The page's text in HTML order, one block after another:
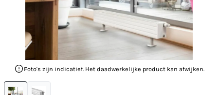
Foto's zijn indicatief. Het daadwerkelijke product kan afwijken.